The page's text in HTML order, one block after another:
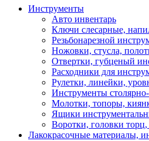
Инструменты
Авто инвентарь
Ключи слесарные,
Резьбонарезной
Ножовки, стусла,
Отвертки, губценый
Расходники для
Рулетки, линейки,
Инструменты
Молотки, топоры,
Ящики
Воротки, головки
Лакокрасочные материалы,